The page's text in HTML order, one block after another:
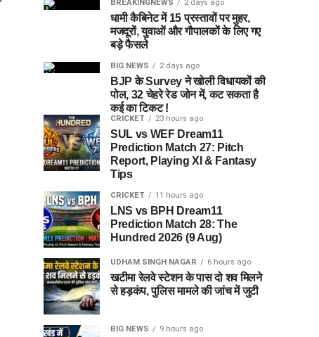
BREAKINGNEWS 2 days ago
धामी कैबिनेट में 15 प्रस्तावों पर मुहर,
मजदूरों, युवाओं और गौपालकों के लिए गए
बड़े फैसले
BIG NEWS 2 days ago
BJP के Survey ने खोली विधायकों की
पोल, 32 चेहरे रेड जोन में, कट सकता है
कई का टिकट !
CRICKET 23 hours ago
SUL vs WEF Dream11
Prediction Match 27: Pitch
Report, Playing XI & Fantasy
Tips
CRICKET 11 hours ago
LNS vs BPH Dream11
Prediction Match 28: The
Hundred 2026 (9 Aug)
UDHAM SINGH NAGAR 6 hours ago
खटीमा रेलवे स्टेशन के पास दो शव मिलने
से हड़कंप, पुलिस मामले की जांच में जुटी
BIG NEWS 9 hours ago